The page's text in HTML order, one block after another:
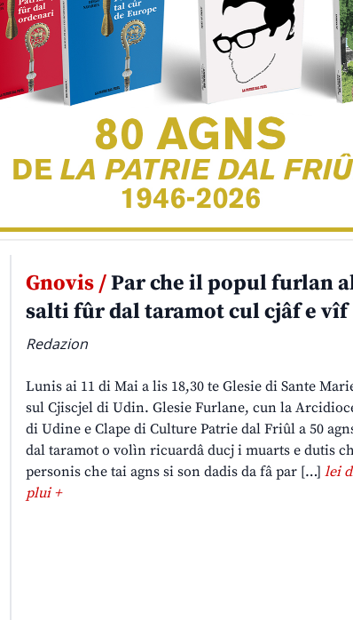
Gnovis /Par che il popul furlan
salti fûr dal taramot cul cjâf e vîf
Redazion
Lunis ai 11 di Mai a lis 18,30 te Glesie di Sante
sul Cjiscjel di Udin. Glesie Furlane, cun la
di Udine e Clape di Culture Patrie dal Friûl a 50
dal taramot o volìn ricuardâ ducj i muarts e dutis
personis che tai agns si son dadis da fâ par […] lei
plui +